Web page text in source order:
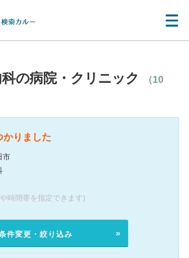
の病院・クリニック
（10
かりました
市
時間帯を指定できます)
件変更・絞り込み